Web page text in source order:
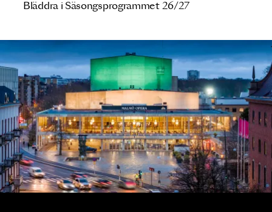
Bläddra i Säsongsprogrammet 26/27